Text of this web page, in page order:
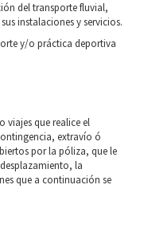
del transporte fluvial,
instalaciones y servicios.
y/o práctica deportiva
viajes que realice el
extravío ó
por la póliza, que le
la
que a continuación se